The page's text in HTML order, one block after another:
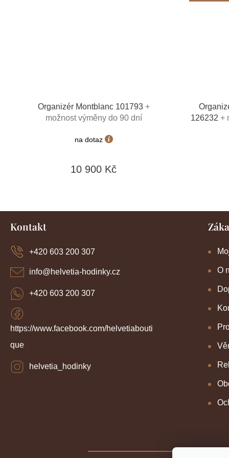
Organizér Montblanc 101793 +
možnost výměny do 90 dní
na dotaz
10 900 Kč
126232 +
Kontakt
info@helvetia-hodinky.cz
+420 603 200 307
https://www.facebook.com/helvetiabouti
que
helvetia_hodinky
+420 603 200 307
O